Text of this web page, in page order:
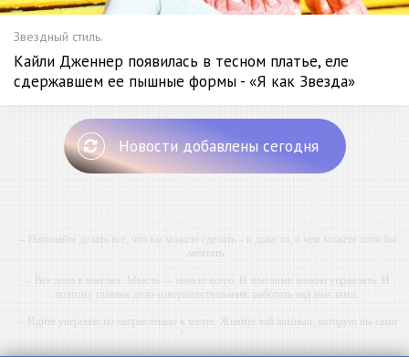
Звездный стиль.
Кайли Дженнер появилась в тесном платье, еле
сдержавшем ее пышные формы - «Я как Звезда»
Новости добавлены сегодня
-- Начинайте делать все, что вы можете сделать – и даже то, о чем можете хотя бы
мечтать.
-- Все дело в мыслях. Мысль — начало всего. И мыслями можно управлять. И
поэтому главное дело совершенствования: работать над мыслями.
-- Идите уверенно по направлению к мечте. Живите той жизнью, которую вы сами